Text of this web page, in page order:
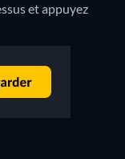
et appuyez